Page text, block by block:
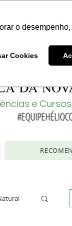
o
Cookies
e